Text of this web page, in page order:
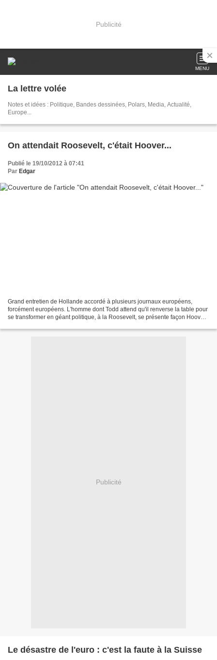
Publicité
MENU
La lettre volée
Notes et idées : Politique, Bandes dessinées, Polars, Media, Actualité,
Europe...
On attendait Roosevelt, c'était Hoover...
Publié le 19/10/2012 à 07:41
Par Edgar
Grand entretien de Hollande accordé à plusieurs journaux européens,
forcément européens. L'homme dont Todd attend qu'il renverse la table pour
se transformer en géant politique, à la Roosevelt, se présente façon Hoover :
Publicité
Le désastre de l'euro : c'est la faute à la Suisse